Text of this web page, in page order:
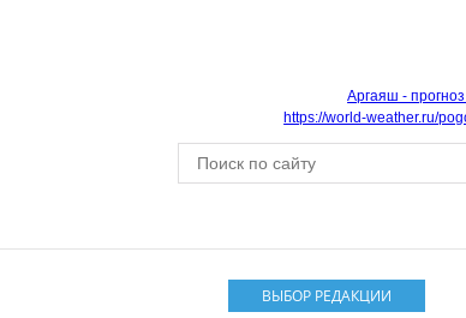
Аргаяш -
https://world-weather.ru/
ВЫБОР РЕДАКЦИИ